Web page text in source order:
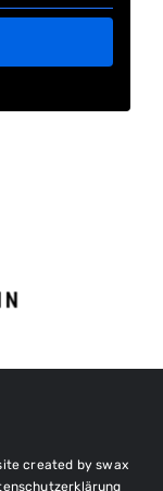
created byswax